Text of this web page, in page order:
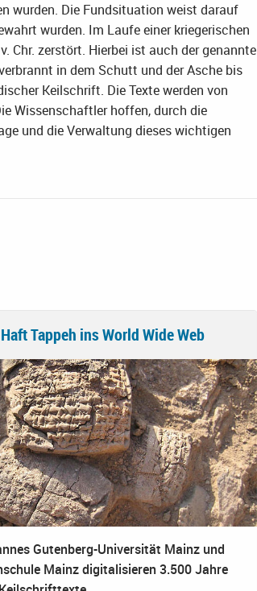
wurden. Die Fundsituation weist darauf
wurden. Im Laufe einer kriegerischen
Chr. zerstört. Hierbei ist auch der genannte
in dem Schutt und der Asche bis
Keilschrift. Die Texte werden von
Wissenschaftler hoffen, durch die
und die Verwaltung dieses wichtigen
Tappeh ins World Wide Web
Gutenberg-Universität Mainz und
Mainz digitalisieren 3.500 Jahre